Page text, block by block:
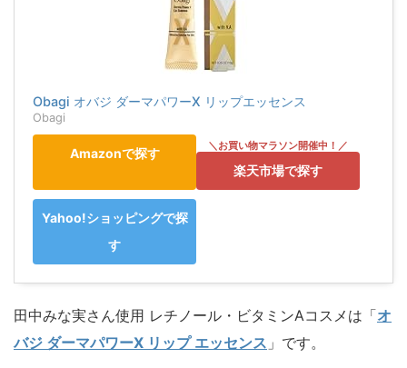
Obagi オバジ ダーマパワーX リップエッセンス
Obagi
Amazonで探す
楽天市場で探す
Yahoo!ショッピングで探
す
田中みな実さん使用 レチノール・ビタミンAコスメは「オ
バジ ダーマパワーX リップ エッセンス 」です。